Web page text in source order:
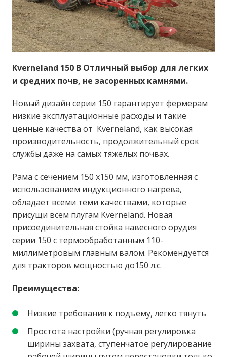
Kverneland 150 B Отличный выбор для легких
и средних почв, не засоренных камнями.
Новый дизайн серии 150 гарантирует фермерам
низкие эксплуатационные расходы и такие
ценные качества от Kverneland, как высокая
производительность, продолжительный срок
службы даже на самых тяжелых почвах.
Рама с сечением 150 x150 мм, изготовленная с
использованием индукционного нагрева,
обладает всеми теми качествами, которые
присущи всем плугам Kverneland. Новая
присоединительная стойка навесного орудия
серии 150 с термообработанным 110-
миллиметровым главным валом. Рекомендуется
для тракторов мощностью до150 л.с.
Преимущества:
Низкие требования к подъему, легко тянуть
Простота настройки (ручная регулировка
ширины захвата, ступенчатое регулирование